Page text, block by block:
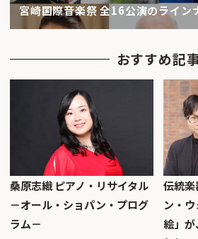
宮崎国際音楽祭 全16公演のライ
おすすめ記
桑原志織 ピアノ・リサイタル
－オール・ショパン・プログ
ラム－
伝統楽
ン・
絵」